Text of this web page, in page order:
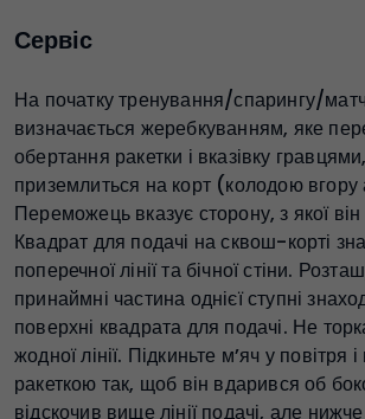
Сервіс
На початку тренування/спарингу/
визначається жеребкуванням, яке
обертання ракетки і вказівку
приземлиться на корт (колодою
Переможець вказує сторону, з якої
Квадрат для подачі на сквош-корті
поперечної лінії та бічної стіни.
принаймні частина однієї ступні
поверхні квадрата для подачі. Не
жодної лінії. Підкиньте м’яч у повітря
ракеткою так, щоб він вдарився об
відскочив вище лінії подачі, але нижче